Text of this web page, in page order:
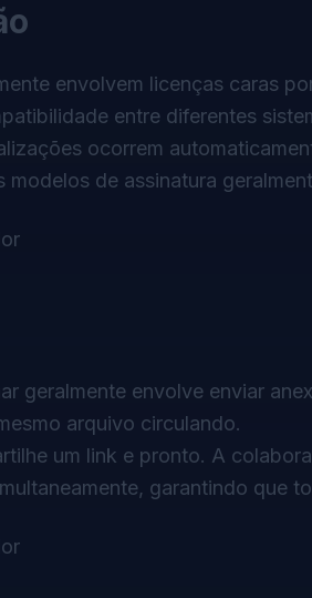
envolvem licenças caras
entre diferentes
ocorrem
de assinatura
geralmente envolve enviar
arquivo circulando.
um link e pronto. A
garantindo que